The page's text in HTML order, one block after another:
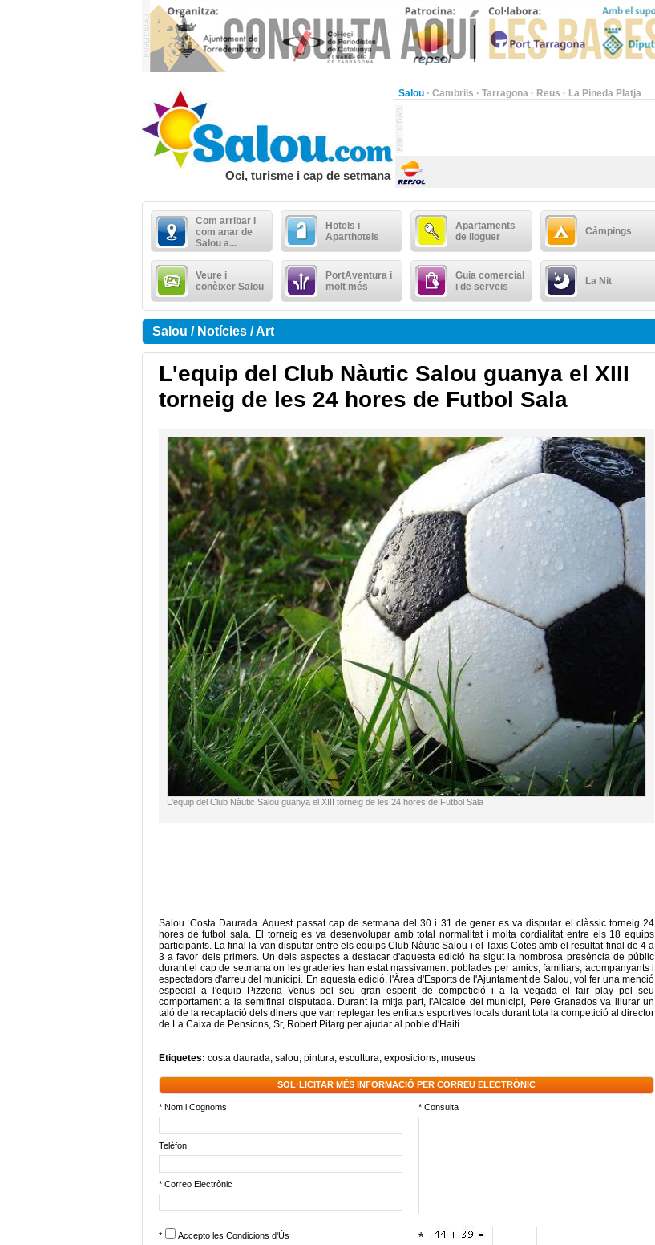
Salou · Cambrils · Tarragona · Reus · La Pineda Platja
Oci, turisme i cap de setmana
Com arribar i
com anar de
Salou a...
Hotels i
Aparthotels
Apartaments
de lloguer
Càmpings
Veure i
conèixer Salou
PortAventura i
molt més
Guia comercial
i de serveis
La Nit
Salou / Notícies / Art
L'equip del Club Nàutic Salou guanya el XIII
torneig de les 24 hores de Futbol Sala
L'equip del Club Nàutic Salou guanya el XIII torneig de les 24 hores de Futbol Sala
Salou. Costa Daurada. Aquest passat cap de setmana del 30 i 31 de gener es va disputar el clàssic torneig 24
hores de futbol sala. El torneig es va desenvolupar amb total normalitat i molta cordialitat entre els 18 equips
participants. La final la van disputar entre els equips Club Nàutic Salou i el Taxis Cotes amb el resultat final de 4 a
3 a favor dels primers. Un dels aspectes a destacar d'aquesta edició ha sigut la nombrosa presència de públic
durant el cap de setmana on les graderies han estat massivament poblades per amics, familiars, acompanyants i
espectadors d'arreu del municipi. En aquesta edició, l'Àrea d'Esports de l'Ajuntament de Salou, vol fer una menció
especial a l'equip Pizzeria Venus pel seu gran esperit de competició i a la vegada el fair play pel seu
comportament a la semifinal disputada. Durant la mitja part, l'Alcalde del municipi, Pere Granados va lliurar un
taló de la recaptació dels diners que van replegar les entitats esportives locals durant tota la competició al director
de La Caixa de Pensions, Sr, Robert Pitarg per ajudar al poble d'Haití.
Etiquetes: costa daurada, salou, pintura, escultura, exposicions, museus
SOL·LICITAR MÉS INFORMACIÓ PER CORREU ELECTRÒNIC
* Nom i Cognoms * Consulta
Telèfon
* Correo Electrònic
* Accepto les Condicions d'Ús *